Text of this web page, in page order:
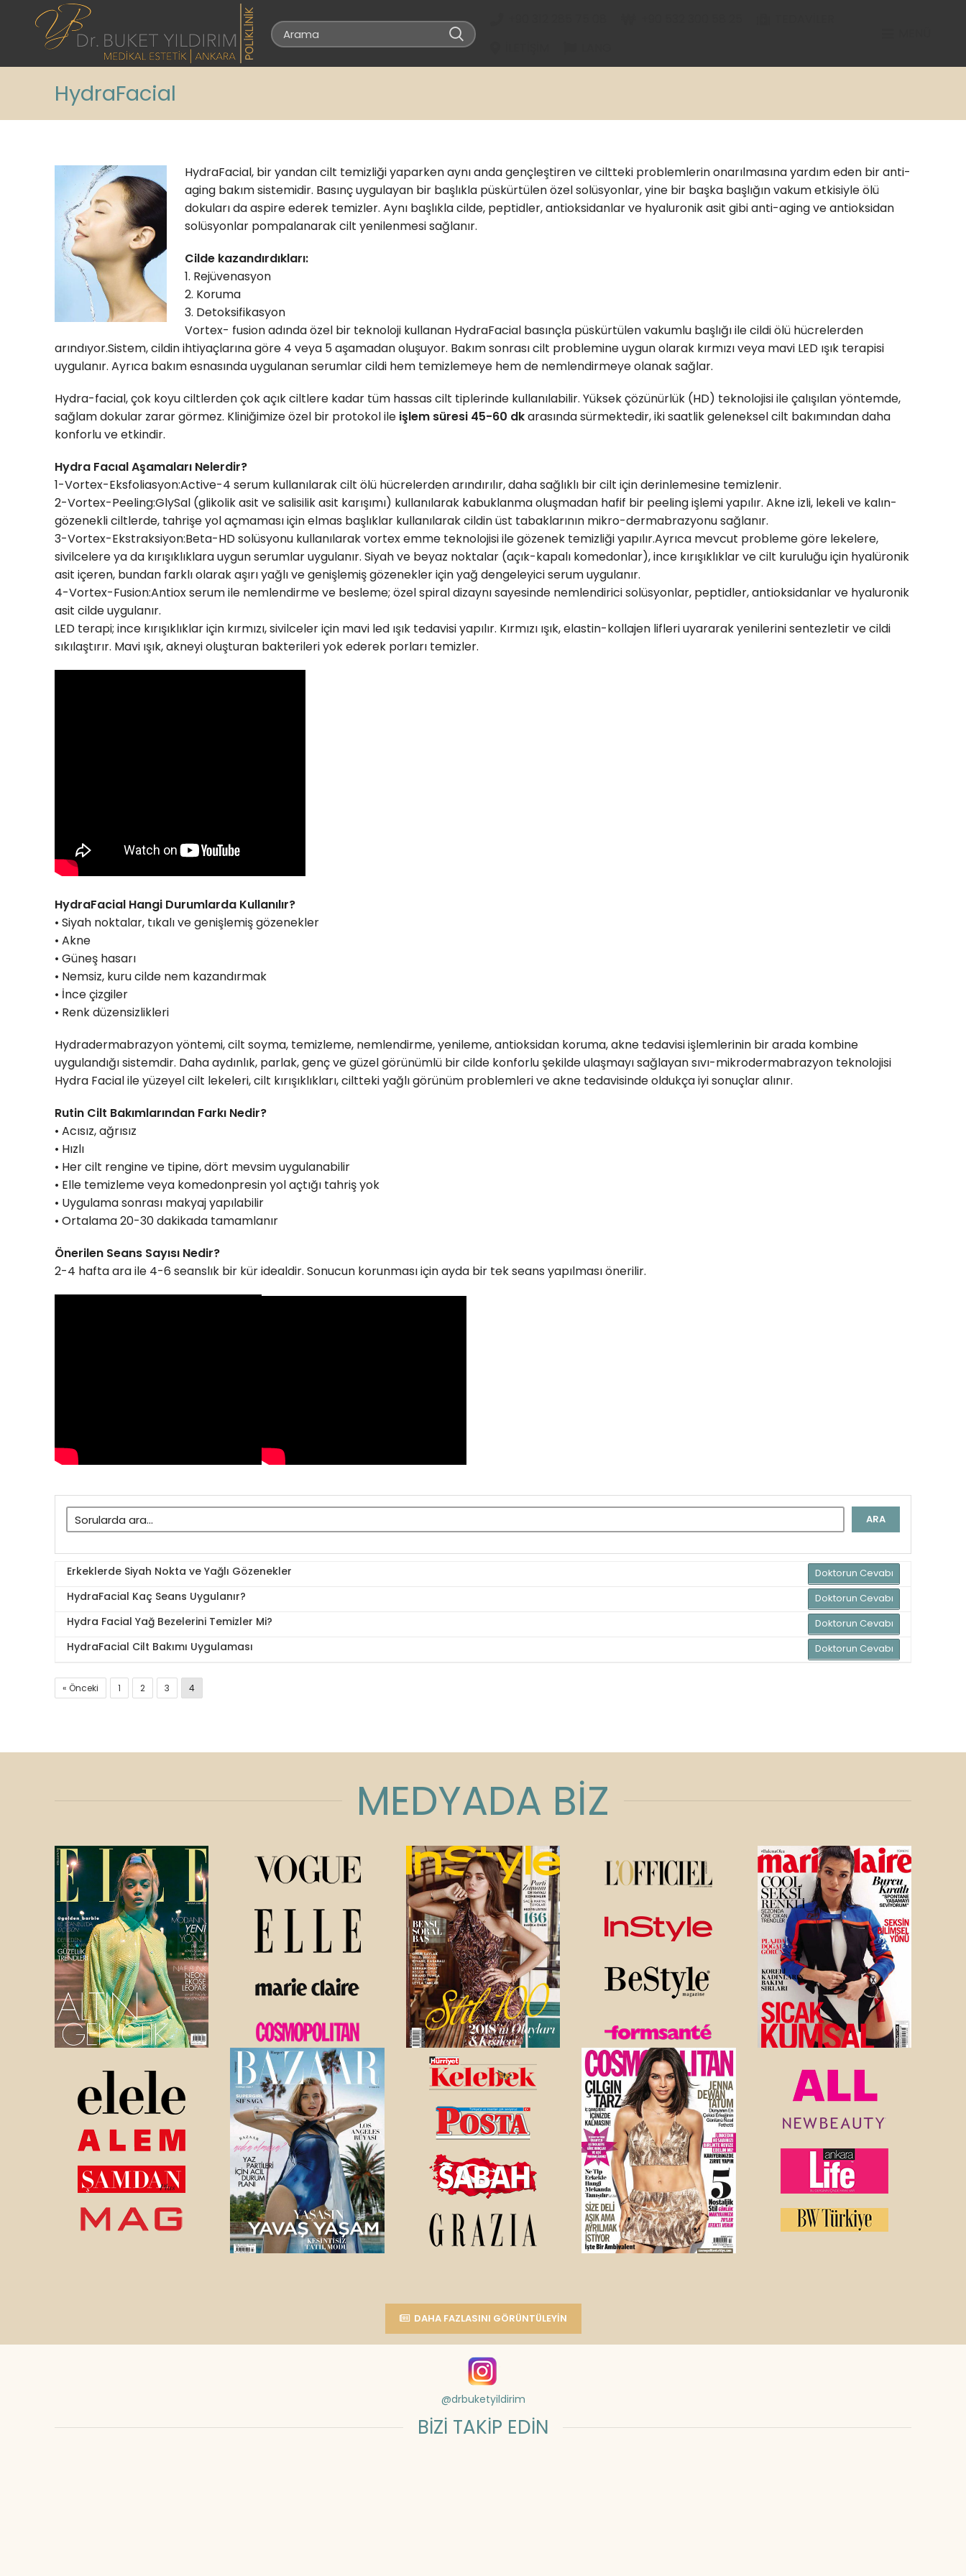
HydraFacial
HydraFacial, bir yandan cilt temizliği yaparken aynı anda gençleştiren ve ciltteki problemlerin onarılmasına yardım eden bir anti-
aging bakım sistemidir. Basınç uygulayan bir başlıkla püskürtülen özel solüsyonlar, yine bir başka başlığın vakum etkisiyle ölü
dokuları da aspire ederek temizler. Aynı başlıkla cilde, peptidler, antioksidanlar ve hyaluronik asit gibi anti-aging ve antioksidan
solüsyonlar pompalanarak cilt yenilenmesi sağlanır.
Cilde kazandırdıkları:
1. Rejüvenasyon
2. Koruma
3. Detoksifikasyon
Vortex- fusion adında özel bir teknoloji kullanan HydraFacial basınçla püskürtülen vakumlu başlığı ile cildi ölü hücrelerden
arındıyor.Sistem, cildin ihtiyaçlarına göre 4 veya 5 aşamadan oluşuyor. Bakım sonrası cilt problemine uygun olarak kırmızı veya mavi LED ışık terapisi
uygulanır. Ayrıca bakım esnasında uygulanan serumlar cildi hem temizlemeye hem de nemlendirmeye olanak sağlar.
Hydra-facial, çok koyu ciltlerden çok açık ciltlere kadar tüm hassas cilt tiplerinde kullanılabilir. Yüksek çözünürlük (HD) teknolojisi ile çalışılan yöntemde,
sağlam dokular zarar görmez. Kliniğimize özel bir protokol ile işlem süresi 45-60 dkarasında sürmektedir, iki saatlik geleneksel cilt bakımından daha
konforlu ve etkindir.
Hydra Facıal Aşamaları Nelerdir?
1-Vortex-Eksfoliasyon:Active-4 serum kullanılarak cilt ölü hücrelerden arındırılır, daha sağlıklı bir cilt için derinlemesine temizlenir.
2-Vortex-Peeling:GlySal (glikolik asit ve salisilik asit karışımı) kullanılarak kabuklanma oluşmadan hafif bir peeling işlemi yapılır. Akne izli, lekeli ve kalın-
gözenekli ciltlerde, tahrişe yol açmaması için elmas başlıklar kullanılarak cildin üst tabaklarının mikro-dermabrazyonu sağlanır.
3-Vortex-Ekstraksiyon:Beta-HD solüsyonu kullanılarak vortex emme teknolojisi ile gözenek temizliği yapılır.Ayrıca mevcut probleme göre lekelere,
sivilcelere ya da kırışıklıklara uygun serumlar uygulanır. Siyah ve beyaz noktalar (açık-kapalı komedonlar), ince kırışıklıklar ve cilt kuruluğu için hyalüronik
asit içeren, bundan farklı olarak aşırı yağlı ve genişlemiş gözenekler için yağ dengeleyici serum uygulanır.
4-Vortex-Fusion:Antiox serum ile nemlendirme ve besleme; özel spiral dizaynı sayesinde nemlendirici solüsyonlar, peptidler, antioksidanlar ve hyaluronik
asit cilde uygulanır.
LED terapi; ince kırışıklıklar için kırmızı, sivilceler için mavi led ışık tedavisi yapılır. Kırmızı ışık, elastin-kollajen lifleri uyararak yenilerini sentezletir ve cildi
sıkılaştırır. Mavi ışık, akneyi oluşturan bakterileri yok ederek porları temizler.
HydraFacial Hangi Durumlarda Kullanılır?
• Siyah noktalar, tıkalı ve genişlemiş gözenekler
• Akne
• Güneş hasarı
• Nemsiz, kuru cilde nem kazandırmak
• İnce çizgiler
• Renk düzensizlikleri
Hydradermabrazyon yöntemi, cilt soyma, temizleme, nemlendirme, yenileme, antioksidan koruma, akne tedavisi işlemlerinin bir arada kombine
uygulandığı sistemdir. Daha aydınlık, parlak, genç ve güzel görünümlü bir cilde konforlu şekilde ulaşmayı sağlayan sıvı-mikrodermabrazyon teknolojisi
Hydra Facial ile yüzeyel cilt lekeleri, cilt kırışıklıkları, ciltteki yağlı görünüm problemleri ve akne tedavisinde oldukça iyi sonuçlar alınır.
Rutin Cilt Bakımlarından Farkı Nedir?
• Acısız, ağrısız
• Hızlı
• Her cilt rengine ve tipine, dört mevsim uygulanabilir
• Elle temizleme veya komedonpresin yol açtığı tahriş yok
• Uygulama sonrası makyaj yapılabilir
• Ortalama 20-30 dakikada tamamlanır
Önerilen Seans Sayısı Nedir?
2-4 hafta ara ile 4-6 seanslık bir kür idealdir. Sonucun korunması için ayda bir tek seans yapılması önerilir.
ARA
Doktorun Cevabı
Erkeklerde Siyah Nokta ve Yağlı Gözenekler
Doktorun Cevabı
HydraFacial Kaç Seans Uygulanır?
Doktorun Cevabı
Hydra Facial Yağ Bezelerini Temizler Mi?
Doktorun Cevabı
HydraFacial Cilt Bakımı Uygulaması
« Önceki 1 2 3 4
MEDYADA BİZ
DAHA FAZLASINI GÖRÜNTÜLEYIN
@drbuketyildirim
BİZİ TAKİP EDİN